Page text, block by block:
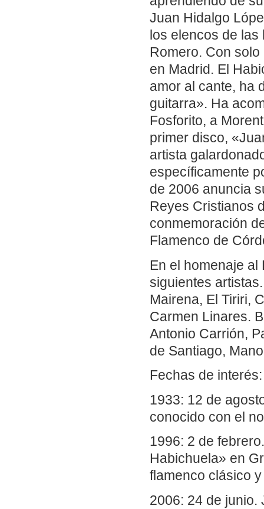
Juan Hidalgo
los elencos de
Romero. Con
en Madrid. El
amor al cante, ha
guitarra». Ha
Fosforito, a
primer disco,
artista
específicamente
de 2006 anuncia
Reyes Cristianos
conmemoración
Flamenco de
En el homenaje
siguientes
Mairena, El Tiriri,
Carmen Linares.
Antonio Carrión,
de Santiago,
Fechas de interés:
1933: 12 de
conocido con el
1996: 2 de
Habichuela» en
flamenco clásico
2006: 24 de junio.